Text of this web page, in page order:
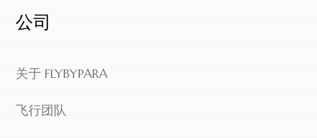
公司
关于 FLYBYPARA
飞行团队